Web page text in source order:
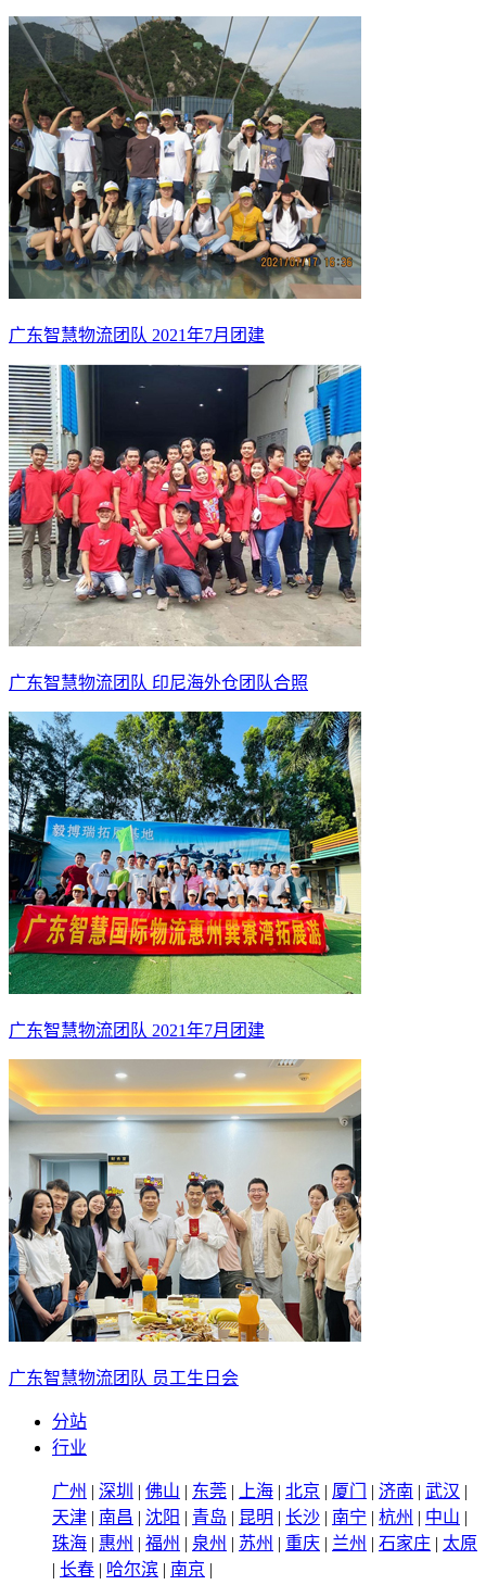
广东智慧物流团队 2021年7月团建
广东智慧物流团队 印尼海外仓团队合照
广东智慧物流团队 2021年7月团建
广东智慧物流团队 员工生日会
分站
行业
广州 | 深圳 | 佛山 | 东莞 | 上海 | 北京 | 厦门 | 济南 | 武汉 |
天津 | 南昌 | 沈阳 | 青岛 | 昆明 | 长沙 | 南宁 | 杭州 | 中山 |
珠海 | 惠州 | 福州 | 泉州 | 苏州 | 重庆 | 兰州 | 石家庄 | 太原
| 长春 | 哈尔滨 | 南京 |